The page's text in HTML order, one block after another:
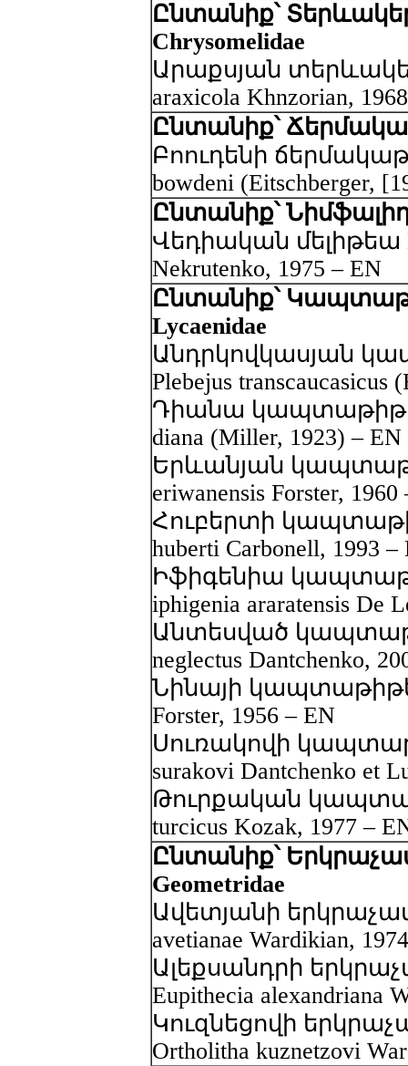
Ընտանիք՝
Chrysomelidae
Արաքսյան տերևակեր
araxicola Khnzorian,
Ընտանիք՝
Բոուդենի
bowdeni (Eitschberger,
Ընտանիք՝
Վեդիական մելիթեա
Nekrutenko, 1975 – EN
Ընտանիք՝
Lycaenidae
Անդրկովկասյան
Plebejus transcaucasicus
Դիանա կապտաթիթեռ
diana (Miller, 1923) – EN
Երևանյան
eriwanensis Forster, 1960
Հուբերտի
huberti Carbonell, 1993 –
Իֆիգենիա
iphigenia araratensis De
Անտեսված
neglectus Dantchenko,
Նինայի կապտաթիթեռ
Forster, 1956 – EN
Սուռակովի
surakovi Dantchenko et
Թուրքական
turcicus Kozak, 1977 –
Ընտանիք՝
Geometridae
Ավետյանի
avetianae Wardikian,
Ալեքսանդրի
Eupithecia alexandriana
Կուզնեցովի
Ortholitha kuznetzovi